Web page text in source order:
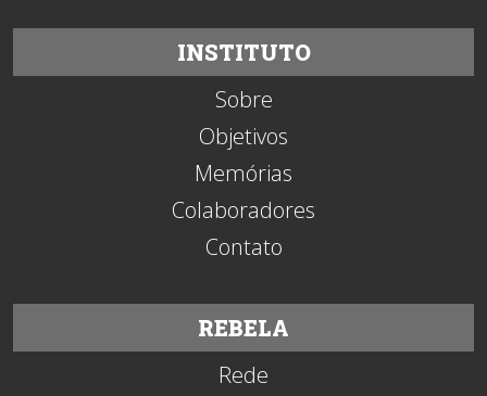
INSTITUTO
Sobre
Objetivos
Memórias
Colaboradores
Contato
REBELA
Rede